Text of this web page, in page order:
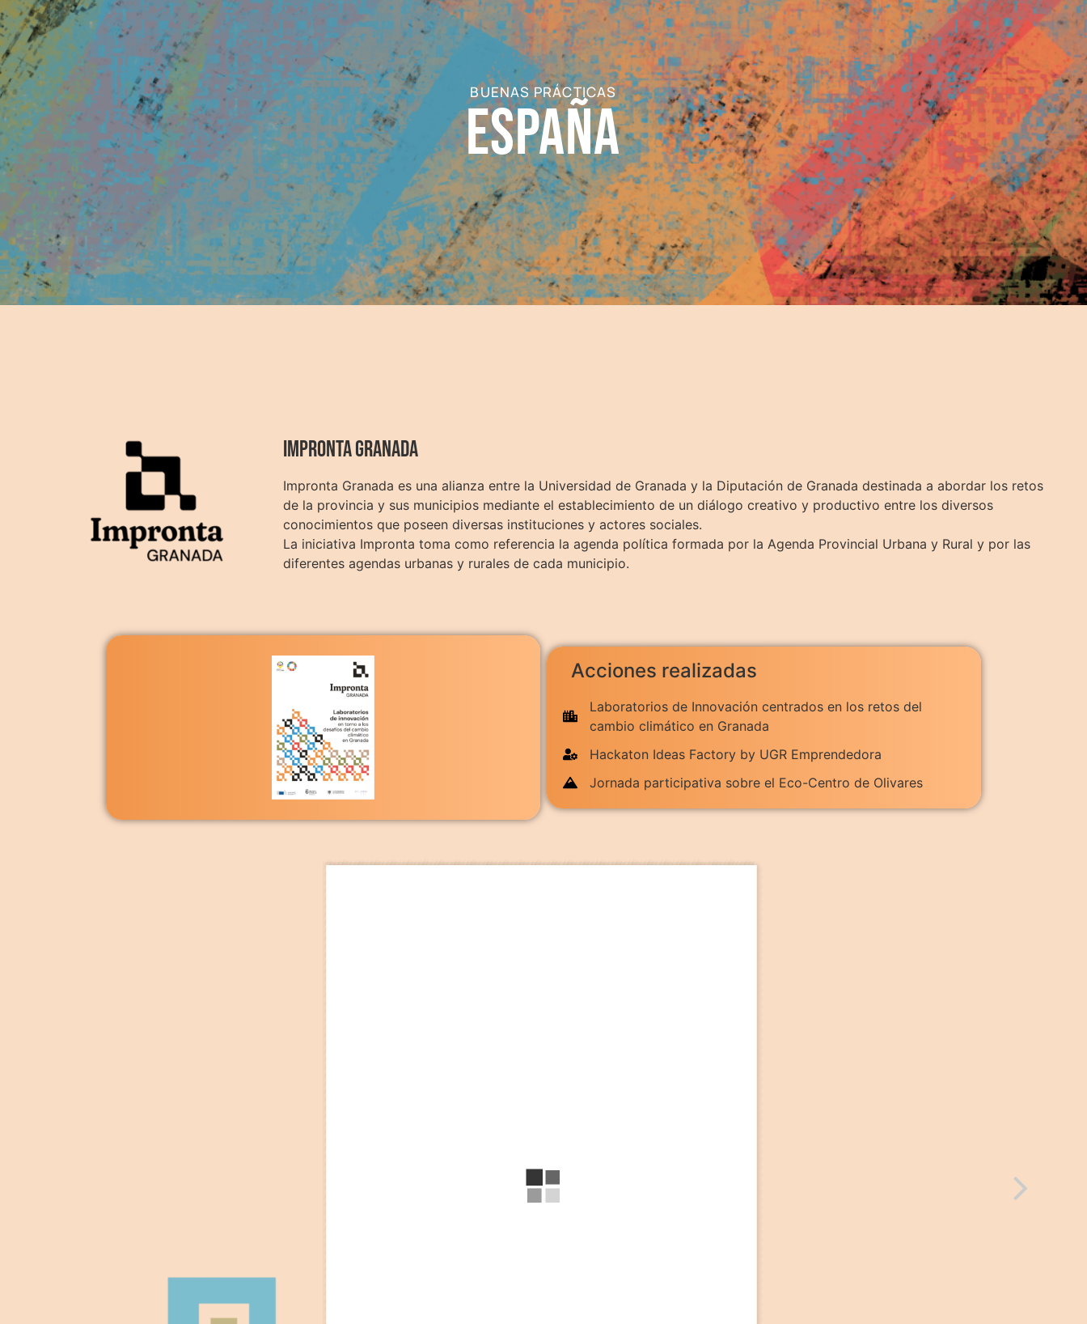
BUENAS PRÁCTICAS
España
Impronta Granada
Impronta Granada es una alianza entre la Universidad de Granada y la Diputación de Granada destinada a abordar los retos
de la provincia y sus municipios mediante el establecimiento de un diálogo creativo y productivo entre los diversos
conocimientos que poseen diversas instituciones y actores sociales.
La iniciativa Impronta toma como referencia la agenda política formada por la Agenda Provincial Urbana y Rural y por las
diferentes agendas urbanas y rurales de cada municipio.
Acciones realizadas
Laboratorios de Innovación centrados en los retos del
cambio climático en Granada
Hackaton Ideas Factory by UGR Emprendedora
Jornada participativa sobre el Eco-Centro de Olivares